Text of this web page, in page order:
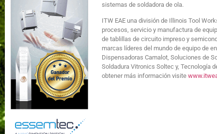
sistemas de soldadora
ITW EAE una división de Illinois Tool
procesos, servicio y manufactura de
de tablillas de circuito impreso y
marcas líderes del mundo de equipo de
Dispensadoras Camalot, Soluciones de
Soldadura Vitronics Soltec y, Tecnología
obtener más información visite